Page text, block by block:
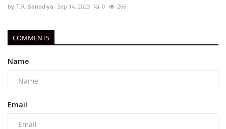
by T.R. Sanodiya Sep 14, 2023 0 266
COMMENTS
Name
Email